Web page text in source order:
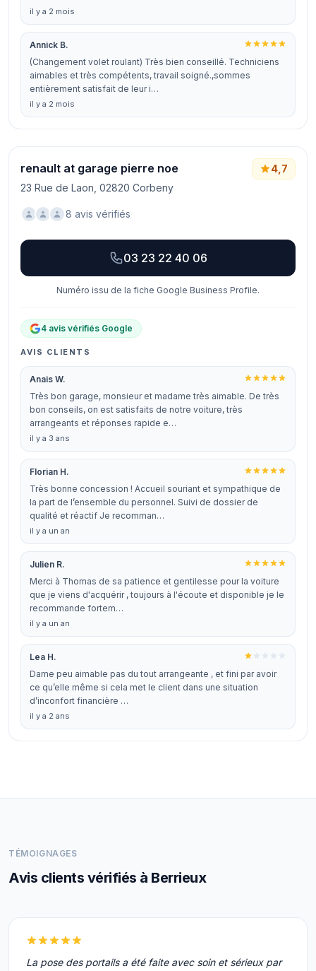
il y a 2 mois
Annick B.
(Changement volet roulant) Très bien conseillé. Techniciens
aimables et très compétents, travail soigné.,sommes
entièrement satisfait de leur i…
il y a 2 mois
renault at garage pierre noe
23 Rue de Laon, 02820 Corbeny
4,7
8 avis vérifiés
03 23 22 40 06
Numéro issu de la fiche Google Business Profile.
4 avis vérifiés Google
AVIS CLIENTS
Anais W.
Très bon garage, monsieur et madame très aimable. De très
bon conseils, on est satisfaits de notre voiture, très
arrangeants et réponses rapide e…
il y a 3 ans
Florian H.
Très bonne concession ! Accueil souriant et sympathique de
la part de l’ensemble du personnel. Suivi de dossier de
qualité et réactif Je recomman…
il y a un an
Julien R.
Merci à Thomas de sa patience et gentilesse pour la voiture
que je viens d'acquérir , toujours à l'écoute et disponible je le
recommande fortem…
il y a un an
Lea H.
Dame peu aimable pas du tout arrangeante , et fini par avoir
ce qu’elle même si cela met le client dans une situation
d’inconfort financière …
il y a 2 ans
TÉMOIGNAGES
Avis clients vérifiés à Berrieux
La pose des portails a été faite avec soin et sérieux par